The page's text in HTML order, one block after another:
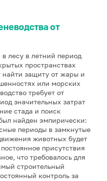
от
лесу в летний период
пространствах
найти защиту от жары и
или морских
требует от
значительных затрат
стада и поиск
найден эмпирически:
периоды в замкнутые
животных будет
присутствия
что требовалось для
строительный
контроль за